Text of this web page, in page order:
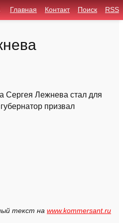
Сергея Лежнева стал для
призвал
текст на www.kommersant.ru
Главная Контакт Поиск RSS